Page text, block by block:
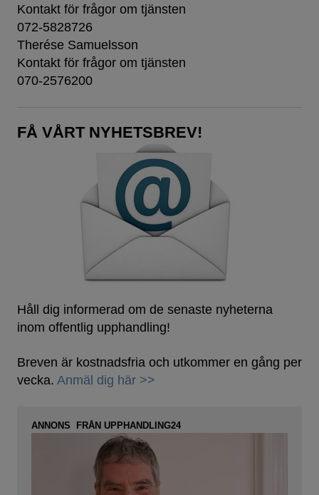
Kontakt för frågor om tjänsten
072-5828726
Therése Samuelsson
Kontakt för frågor om tjänsten
070-2576200
FÅ VÅRT NYHETSBREV!
Håll dig informerad om de senaste nyheterna
inom offentlig upphandling!
Breven är kostnadsfria och utkommer en gång per
vecka. Anmäl dig här >>
ANNONS FRÅN UPPHANDLING24